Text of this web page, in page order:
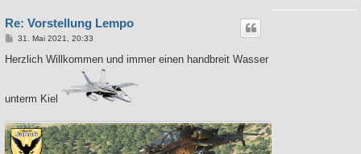
Re: Vorstellung Lempo
B
i
g
31. Mai 2021, 20:33
Herzlich Willkommen und immer einen handbreit Wasser
unterm Kiel